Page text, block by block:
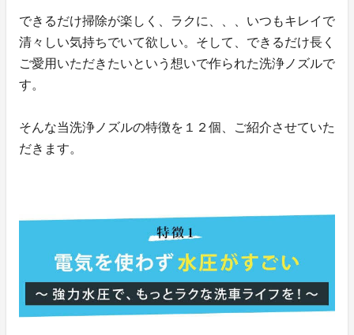
できるだけ掃除が楽しく、ラクに、、、いつもキレイで
清々しい気持ちでいて欲しい。そして、できるだけ長く
ご愛用いただきたいという想いで作られた洗浄ノズルで
す。
そんな当洗浄ノズルの特徴を１２個、ご紹介させていた
だきます。